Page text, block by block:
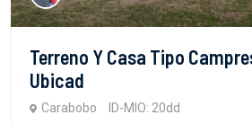
Terreno Y Casa Tipo
Ubicad
Carabobo ID-MIO: 20dd